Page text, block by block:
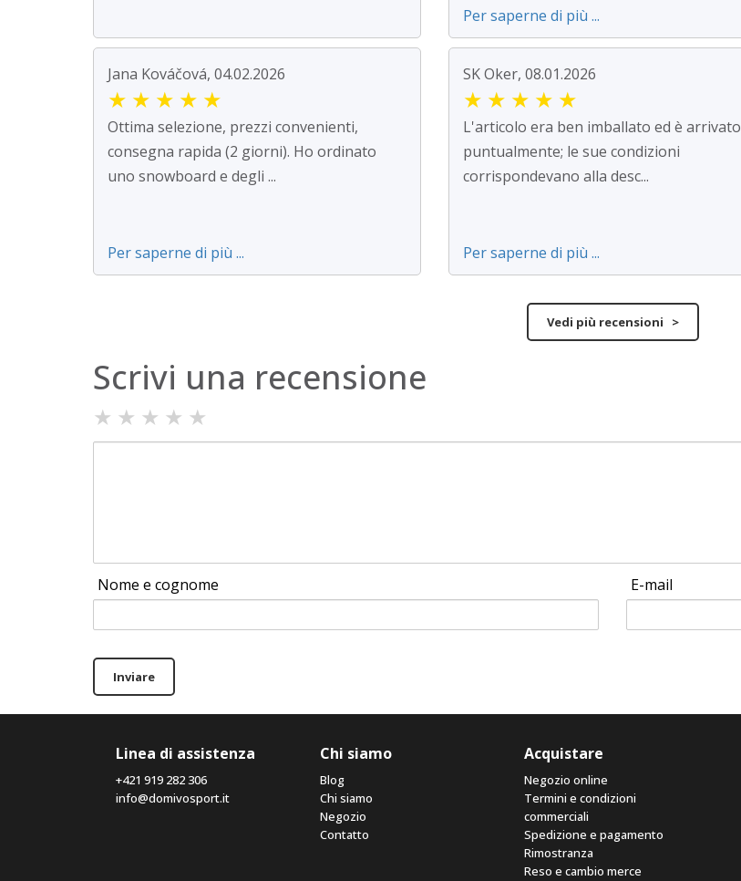
Per saperne di più ...
Jana Kováčová, 04.02.2026
★ ★ ★ ★ ★
Ottima selezione, prezzi convenienti,
consegna rapida (2 giorni). Ho ordinato
uno snowboard e degli ...
Per saperne di più ...
SK Oker, 08.01.2026
★ ★ ★ ★ ★
L'articolo era ben imballato ed è arrivato
puntualmente; le sue condizioni
corrispondevano alla desc...
Per saperne di più ...
Vedi più recensioni >
Scrivi una recensione
★ ★ ★ ★ ★
Nome e cognome E-mail
Inviare
Linea di assistenza
+421 919 282 306
info@domivosport.it
Chi siamo
Blog
Chi siamo
Negozio
Contatto
Acquistare
Negozio online
Termini e condizioni
commerciali
Spedizione e pagamento
Rimostranza
Reso e cambio merce